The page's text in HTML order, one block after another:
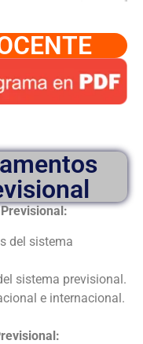
del sistema
sistema previsional.
e internacional.